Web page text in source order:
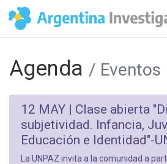
Agenda / Eventos
12 MAY | Clase abierta
subjetividad. Infancia,
Educación e Identidad"-
La UNPAZ invita a la comunidad a